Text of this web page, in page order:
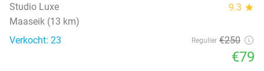
Studio Luxe 9.3 star
Maaseik (13 km)
Verkocht: 23
Regulier €250
€79